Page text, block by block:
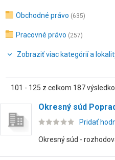
Obchodné právo (635)
Pracovné právo (257)
Zobraziť viac kategórií a
101 - 125 z celkom 187
Okresný súd
Pridať
Okresný súd -